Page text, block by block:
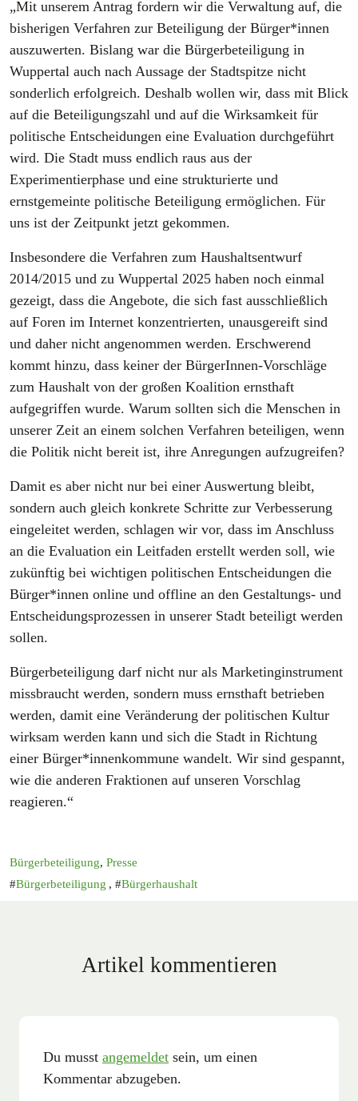
„Mit unserem Antrag fordern wir die Verwaltung auf, die
bisherigen Verfahren zur Beteiligung der Bürger*innen
auszuwerten. Bislang war die Bürgerbeteiligung in
Wuppertal auch nach Aussage der Stadtspitze nicht
sonderlich erfolgreich. Deshalb wollen wir, dass mit Blick
auf die Beteiligungszahl und auf die Wirksamkeit für
politische Entscheidungen eine Evaluation durchgeführt
wird. Die Stadt muss endlich raus aus der
Experimentierphase und eine strukturierte und
ernstgemeinte politische Beteiligung ermöglichen. Für
uns ist der Zeitpunkt jetzt gekommen.
Insbesondere die Verfahren zum Haushaltsentwurf
2014/2015 und zu Wuppertal 2025 haben noch einmal
gezeigt, dass die Angebote, die sich fast ausschließlich
auf Foren im Internet konzentrierten, unausgereift sind
und daher nicht angenommen werden. Erschwerend
kommt hinzu, dass keiner der BürgerInnen-Vorschläge
zum Haushalt von der großen Koalition ernsthaft
aufgegriffen wurde. Warum sollten sich die Menschen in
unserer Zeit an einem solchen Verfahren beteiligen, wenn
die Politik nicht bereit ist, ihre Anregungen aufzugreifen?
Damit es aber nicht nur bei einer Auswertung bleibt,
sondern auch gleich konkrete Schritte zur Verbesserung
eingeleitet werden, schlagen wir vor, dass im Anschluss
an die Evaluation ein Leitfaden erstellt werden soll, wie
zukünftig bei wichtigen politischen Entscheidungen die
Bürger*innen online und offline an den Gestaltungs- und
Entscheidungsprozessen in unserer Stadt beteiligt werden
sollen.
Bürgerbeteiligung darf nicht nur als Marketinginstrument
missbraucht werden, sondern muss ernsthaft betrieben
werden, damit eine Veränderung der politischen Kultur
wirksam werden kann und sich die Stadt in Richtung
einer Bürger*innenkommune wandelt. Wir sind gespannt,
wie die anderen Fraktionen auf unseren Vorschlag
reagieren.“
Bürgerbeteiligung, Presse
Bürgerbeteiligung , Bürgerhaushalt
Artikel kommentieren
Du musst angemeldet sein, um einen
Kommentar abzugeben.